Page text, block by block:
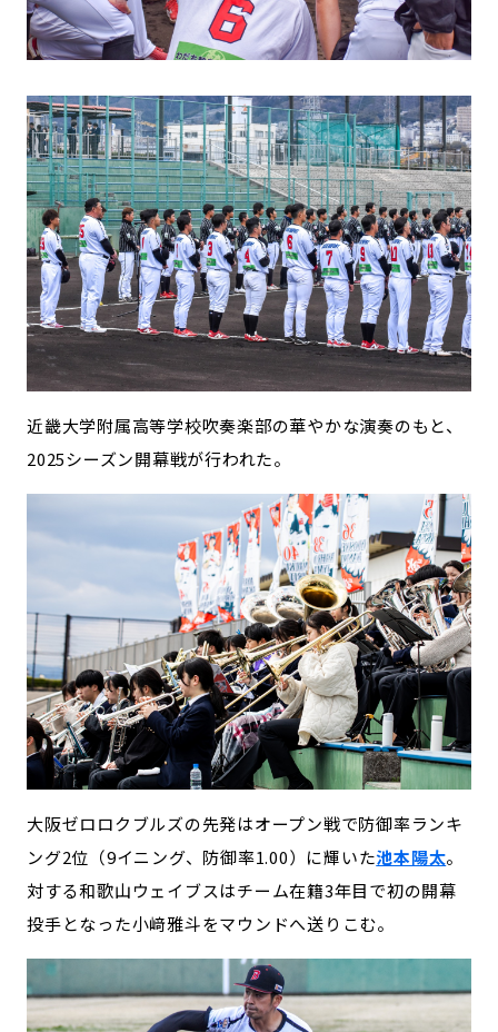
近畿大学附属高等学校吹奏楽部の華やかな演奏のもと、
2025シーズン開幕戦が行われた。
大阪ゼロロクブルズの先発はオープン戦で防御率ランキ
ング2位（9イニング、防御率1.00）に輝いた池本陽太。
対する和歌山ウェイブスはチーム在籍3年目で初の開幕
投手となった小﨑雅斗をマウンドへ送りこむ。